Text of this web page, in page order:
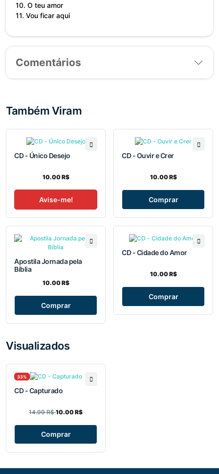
10. O teu amor
11. Vou ficar aqui
Comentários
Também Viram
CD - Único Desejo
10.00 R$
Avise-me!
CD - Ouvir e Crer
10.00 R$
Comprar
Apostila Jornada pela
Bíblia
10.00 R$
Comprar
CD - Cidade do Amor
10.00 R$
Comprar
Visualizados
33%
CD - Capturado
14.99 R$10.00 R$
Comprar